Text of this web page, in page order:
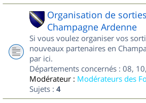
Organisation de
Champagne Ardenne
Si vous voulez organiser vos
nouveaux partenaires en
par ici.
Départements concernés : 08,
Modérateur : Modérateurs des
Sujets : 4